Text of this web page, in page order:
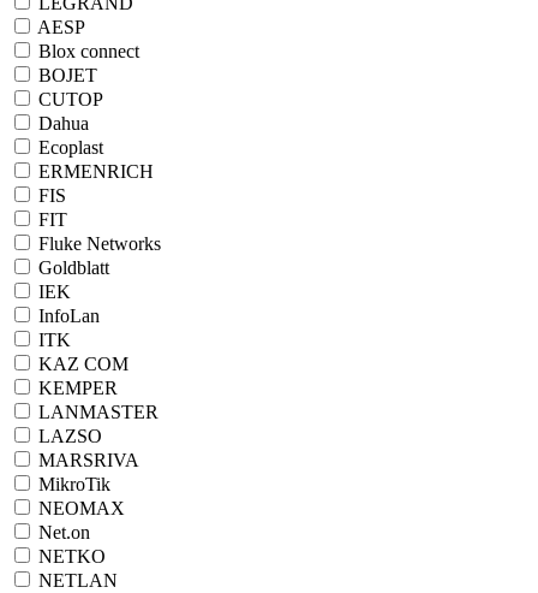
AESP
Blox connect
BOJET
CUTOP
Dahua
Ecoplast
ERMENRICH
FIS
FIT
Fluke Networks
Goldblatt
IEK
InfoLan
ITK
KAZ COM
KEMPER
LANMASTER
LAZSO
MARSRIVA
MikroTik
NEOMAX
Net.on
NETKO
NETLAN